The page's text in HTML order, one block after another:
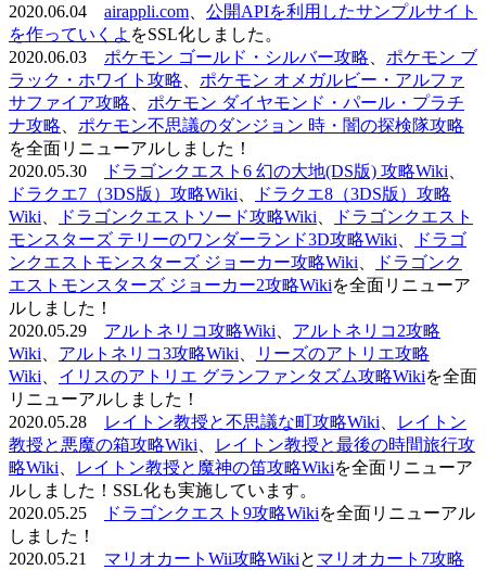
2020.06.04 airappli.com
公開APIを利用したサンプルサイト
を作っていくよ をSSL化しました。
2020.06.03 ポケモン ゴールド・シルバー攻略
ポケモン ブ
ラック・ホワイト攻略
ポケモン オメガルビー・アルファ
サファイア攻略
ポケモン ダイヤモンド・パール・プラチ
ナ攻略
ポケモン不思議のダンジョン 時・闇の探検隊攻略
を全面リニューアルしました！
2020.05.30
ドラゴンクエスト6 幻の大地(DS版) 攻略Wiki
ドラクエ7（3DS版）攻略Wiki
ドラクエ8（3DS版）攻略
Wiki
ドラゴンクエストソード攻略Wiki
ドラゴンクエスト
モンスターズ テリーのワンダーランド3D攻略Wiki
ドラゴ
ンクエストモンスターズ ジョーカー攻略Wiki
ドラゴンク
エストモンスターズ ジョーカー2攻略Wikiを全面リニューア
ルしました！
2020.05.29 アルトネリコ攻略Wiki
アルトネリコ2攻略
Wiki
アルトネリコ3攻略Wiki
リーズのアトリエ攻略
Wiki
イリスのアトリエ グランファンタズム攻略Wikiを全面
リニューアルしました！
2020.05.28
レイトン教授と不思議な町攻略Wiki
レイトン
教授と悪魔の箱攻略Wiki
レイトン教授と最後の時間旅行攻
略Wiki
レイトン教授と魔神の笛攻略Wikiを全面リニューア
ルしました！SSL化も実施しています。
2020.05.25
ドラゴンクエスト9攻略Wikiを全面リニューアル
しました！
2020.05.21 マリオカートWii攻略Wikiと マリオカート7攻略